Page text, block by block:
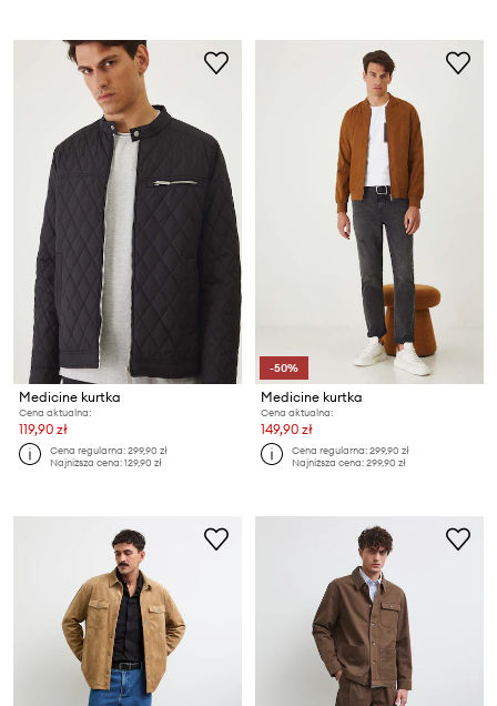
Medicine kurtka
Cena aktualna:
119,90 zł
Cena regularna:299,90 zł
Najniższa cena:129,90 zł
-50%
Medicine kurtka
Cena aktualna:
149,90 zł
Cena regularna:299,90 zł
Najniższa cena:299,90 zł